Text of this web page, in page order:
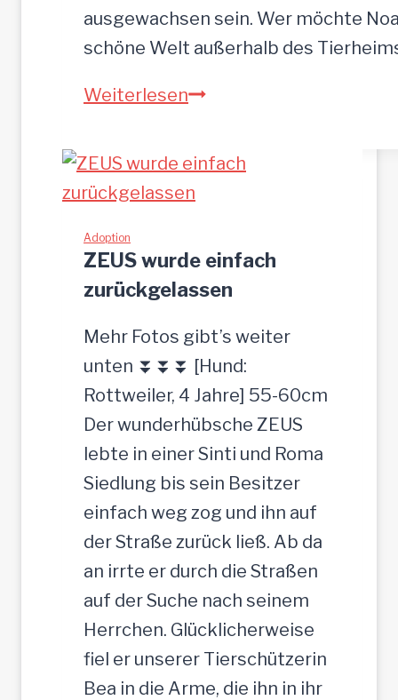
ausgewachsen sein. Wer möchte
schöne Welt außerhalb des
WeiterlesenNOAH-
Jung-
Adoption
ZEUS wurde einfach
zurückgelassen
Mehr Fotos gibt’s weiter
unten ⏬⏬⏬ [Hund:
Rottweiler, 4 Jahre] 55-60cm
Der wunderhübsche ZEUS
lebte in einer Sinti und Roma
Siedlung bis sein Besitzer
einfach weg zog und ihn auf
der Straße zurück ließ. Ab da
an irrte er durch die Straßen
auf der Suche nach seinem
Herrchen. Glücklicherweise
fiel er unserer Tierschützerin
Bea in die Arme, die ihn in ihr